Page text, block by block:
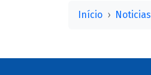
Início Noticias